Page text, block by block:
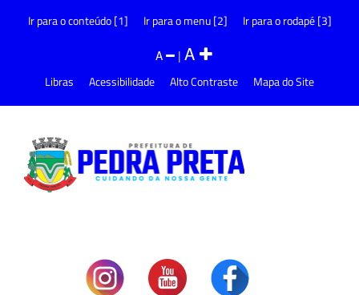
Ir para o conteúdo [1] Ir para o menu [2] Ir para o rodapé [3]
A |A
Libras Acessibilidade Alto Contraste Mapa do Site